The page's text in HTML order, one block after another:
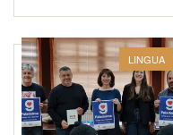
LINGUA